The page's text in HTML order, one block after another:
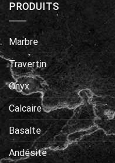
PRODUITS
Marbre
Travertin
Onyx
Calcaire
Basalte
Andésite